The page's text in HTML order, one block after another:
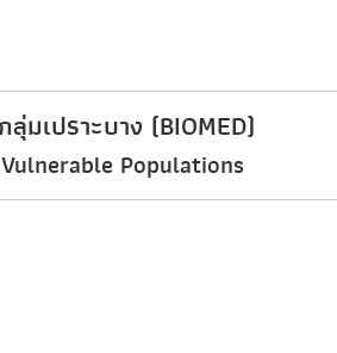
มเปราะบาง (BIOMED)
Populations